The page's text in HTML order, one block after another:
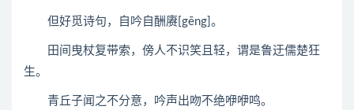
但好觅诗句，自吟自酬赓[gēng]。
田间曳杖复带索，傍人不识笑且轻，谓是鲁迂儒楚狂
生。
青丘子闻之不分意，吟声出吻不绝咿咿鸣。